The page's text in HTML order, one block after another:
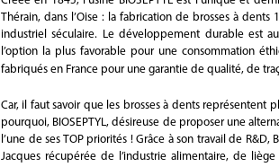
Thérain, dans l’Oise : la fabrication de brosses à dents
industriel séculaire. Le développement durable est
l’option la plus favorable pour une consommation
fabriqués en France pour une garantie de qualité, de
Car, il faut savoir que les brosses à dents représentent
pourquoi, BIOSEPTYL, désireuse de proposer une
l’une de ses TOP priorités ! Grâce à son travail de
Jacques récupérée de l’industrie alimentaire, de